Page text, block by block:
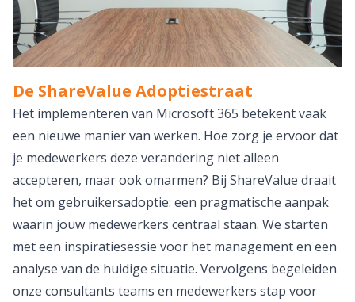
De ShareValue Adoptiestraat
Het implementeren van Microsoft 365 betekent vaak
een nieuwe manier van werken. Hoe zorg je ervoor dat
je medewerkers deze verandering niet alleen
accepteren, maar ook omarmen? Bij ShareValue draait
het om gebruikersadoptie: een pragmatische aanpak
waarin jouw medewerkers centraal staan. We starten
met een inspiratiesessie voor het management en een
analyse van de huidige situatie. Vervolgens begeleiden
onze consultants teams en medewerkers stap voor